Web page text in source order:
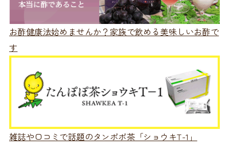
お酢健康法始めませんか？家族で飲める美味しいお酢で
す
雑誌や口コミで話題のタンポポ茶「ショウキT-1」